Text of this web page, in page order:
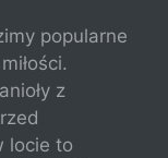
popularne
z
locie to